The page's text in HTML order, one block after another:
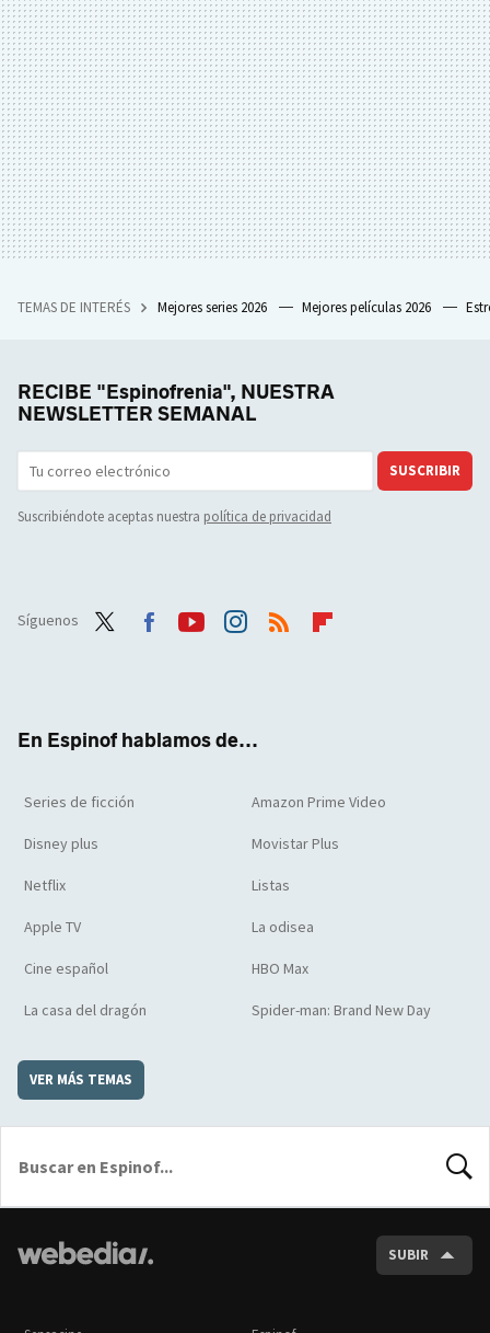
TEMAS DE INTERÉS Mejores series 2026 Mejores películas 2026
RECIBE "Espinofrenia", NUESTRA
NEWSLETTER SEMANAL
SUSCRIBIR
Suscribiéndote aceptas nuestra política de privacidad
Síguenos
En Espinof hablamos de...
Series de ficción Amazon Prime Video
Disney plus Movistar Plus
Netflix Listas
Apple TV La odisea
Cine español HBO Max
La casa del dragón Spider-man: Brand New Day
VER MÁS TEMAS
SUBIR